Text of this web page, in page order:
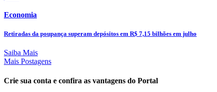
Economia
Retiradas da poupança superam depósitos em R$ 7,15 bilhões em julho
Saiba Mais
Mais Postagens
Crie sua conta e confira as vantagens do Portal